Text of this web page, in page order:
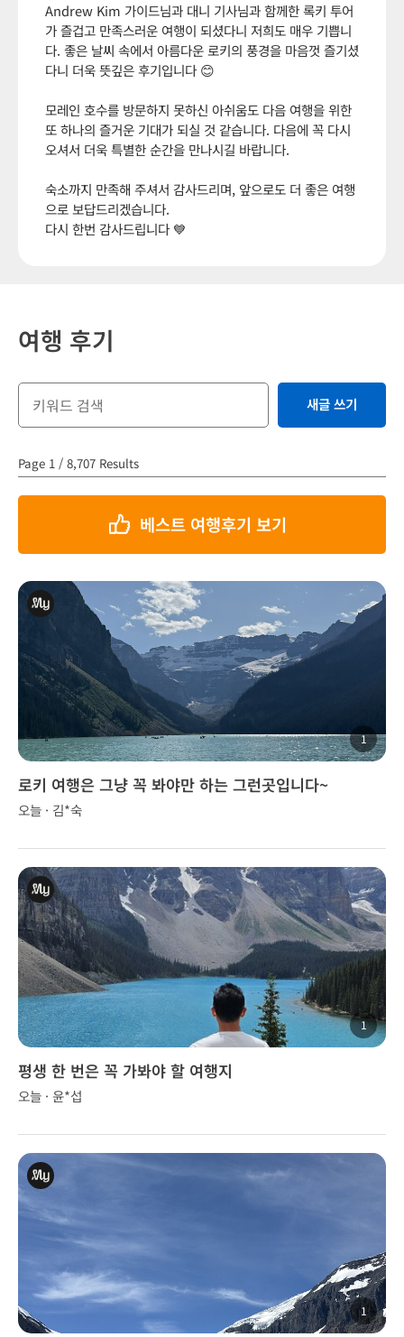
Andrew Kim 가이드님과 대니 기사님과 함께한 록키 투어
가 즐겁고 만족스러운 여행이 되셨다니 저희도 매우 기쁩니
다. 좋은 날씨 속에서 아름다운 로키의 풍경을 마음껏 즐기셨
다니 더욱 뜻깊은 후기입니다 😊
모레인 호수를 방문하지 못하신 아쉬움도 다음 여행을 위한
또 하나의 즐거운 기대가 되실 것 같습니다. 다음에 꼭 다시
오셔서 더욱 특별한 순간을 만나시길 바랍니다.
숙소까지 만족해 주셔서 감사드리며, 앞으로도 더 좋은 여행
으로 보답드리겠습니다.
다시 한번 감사드립니다 💙
여행 후기
새글 쓰기
Page 1 / 8,707 Results
베스트 여행후기 보기
1
로키 여행은 그냥 꼭 봐야만 하는 그런곳입니다~
오늘 · 김*숙
1
평생 한 번은 꼭 가봐야 할 여행지
오늘 · 윤*섭
1